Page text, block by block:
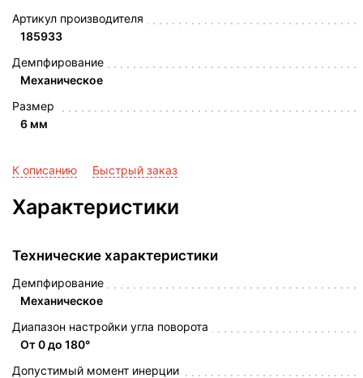
Артикул производителя
185933
Демпфирование
Механическое
Размер
6 мм
К описанию Быстрый заказ
Характеристики
Технические характеристики
Демпфирование
Механическое
Диапазон настройки угла поворота
От 0 до 180°
Допустимый момент инерции